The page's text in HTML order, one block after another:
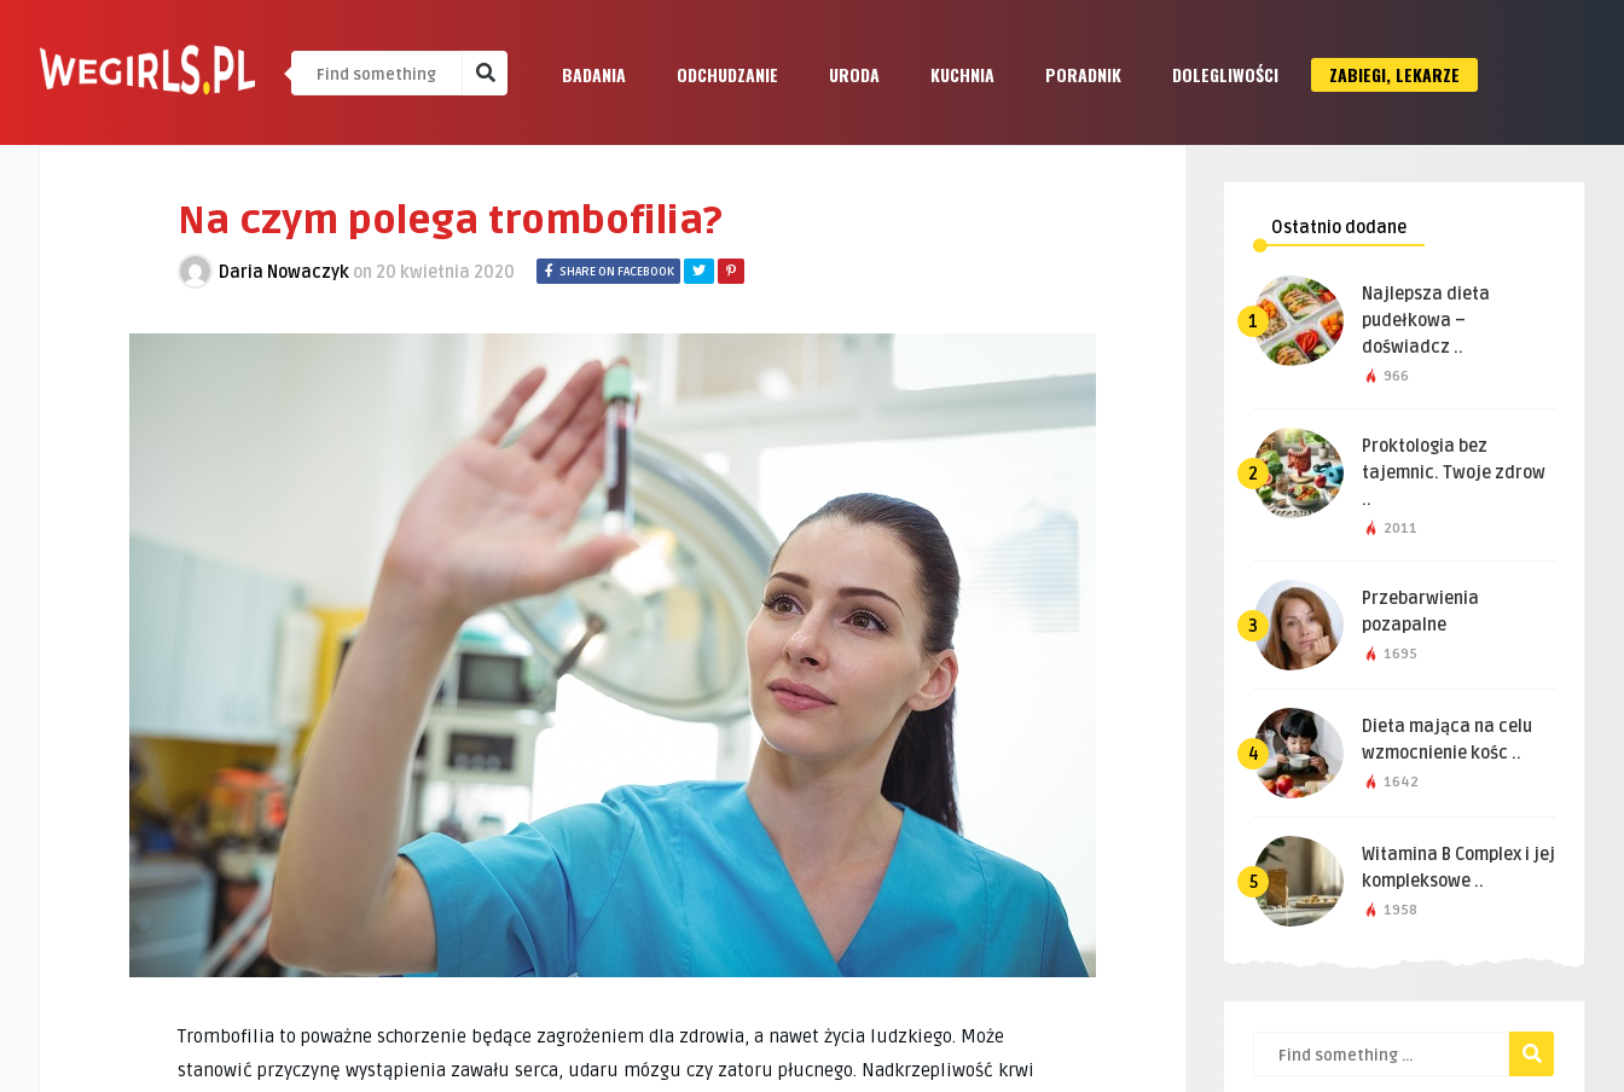
BADANIA ODCHUDZANIE URODA KUCHNIA PORADNIK DOLEGLIWOŚCI ZABIEGI, LEKARZE
Na czym polega trombofilia?
Daria Nowaczyk on 20 kwietnia 2020 SHARE ON FACEBOOK
Trombofilia to poważne schorzenie będące zagrożeniem dla zdrowia, a nawet życia ludzkiego. Może
stanowić przyczynę wystąpienia zawału serca, udaru mózgu czy zatoru płucnego. Nadkrzepliwość krwi
Ostatnio dodane
1
Najlepsza dieta
pudełkowa –
doświadcz ..
966
2
Proktologia bez
tajemnic. Twoje zdrow
..
2011
3
Przebarwienia
pozapalne
1695
4
Dieta mająca na celu
wzmocnienie kośc ..
1642
5
Witamina B Complex i jej
kompleksowe ..
1958